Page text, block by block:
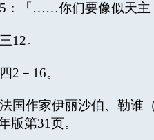
：「……你们要像似天主
12。
2－16。
国作家伊丽沙伯、勒谁
版第31页。